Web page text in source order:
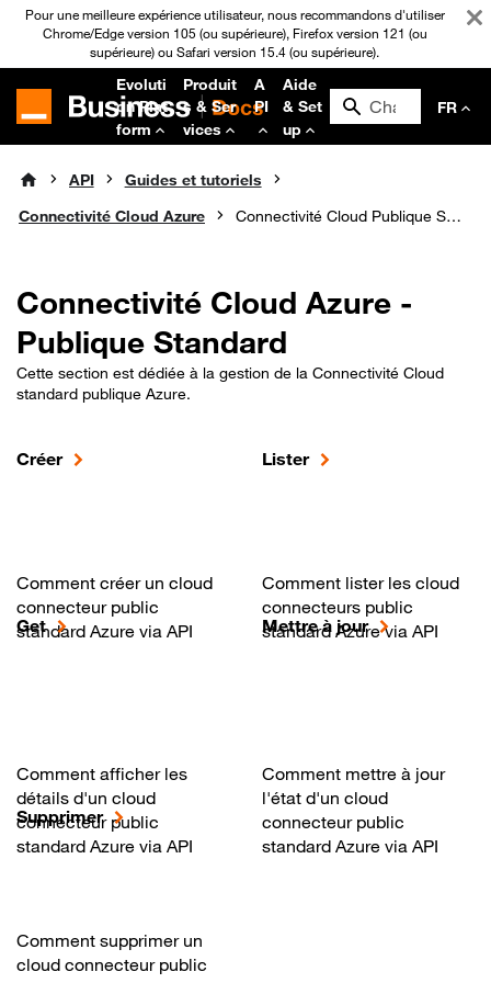
Pour une meilleure expérience utilisateur, nous recommandons d'utiliser
Chrome/Edge version 105 (ou supérieure), Firefox version 121 (ou
supérieure) ou Safari version 15.4 (ou supérieure).
Evoluti
on Plat
form
Produit
s & Ser
vices
A
PI
Aide
& Set
up
FR
API
Guides et tutoriels
Connectivité Cloud Azure
Connectivité Cloud Publique Standard
Connectivité Cloud Azure -
Publique Standard
Cette section est dédiée à la gestion de la Connectivité Cloud
standard publique Azure.
Créer
Comment créer un cloud
connecteur public
standard Azure via API
Lister
Comment lister les cloud
connecteurs public
standard Azure via API
Get
Comment afficher les
détails d'un cloud
connecteur public
standard Azure via API
Mettre à jour
Comment mettre à jour
l'état d'un cloud
connecteur public
standard Azure via API
Supprimer
Comment supprimer un
cloud connecteur public